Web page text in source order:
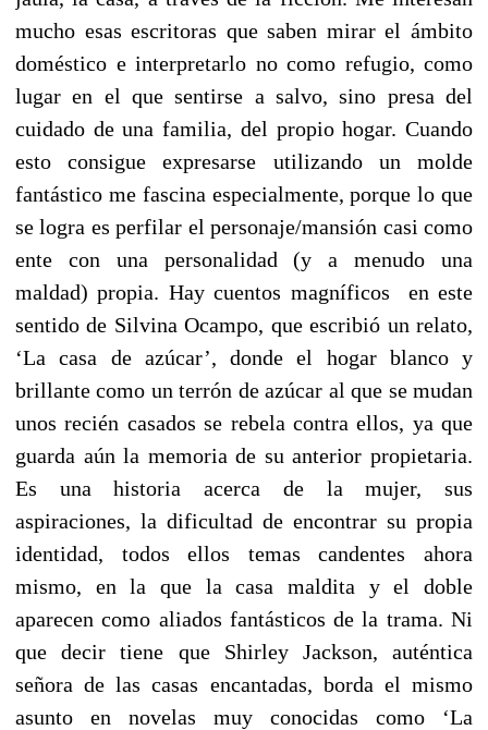
mucho esas escritoras que saben mirar el ámbito
doméstico e interpretarlo no como refugio, como
lugar en el que sentirse a salvo, sino presa del
cuidado de una familia, del propio hogar. Cuando
esto consigue expresarse utilizando un molde
fantástico me fascina especialmente, porque lo que
se logra es perfilar el personaje/mansión casi como
ente con una personalidad (y a menudo una
maldad) propia. Hay cuentos magníficos en este
sentido de Silvina Ocampo, que escribió un relato,
‘La casa de azúcar’, donde el hogar blanco y
brillante como un terrón de azúcar al que se mudan
unos recién casados se rebela contra ellos, ya que
guarda aún la memoria de su anterior propietaria.
Es una historia acerca de la mujer, sus
aspiraciones, la dificultad de encontrar su propia
identidad, todos ellos temas candentes ahora
mismo, en la que la casa maldita y el doble
aparecen como aliados fantásticos de la trama. Ni
que decir tiene que Shirley Jackson, auténtica
señora de las casas encantadas, borda el mismo
asunto en novelas muy conocidas como ‘La